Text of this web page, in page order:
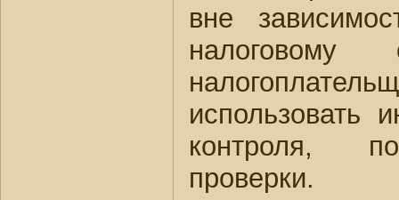
вне
налоговому
использовать
контроля,
проверки.